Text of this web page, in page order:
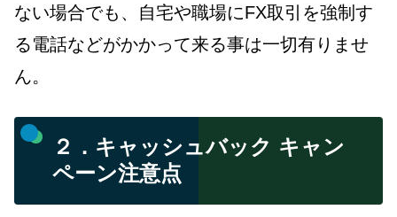
ない場合でも、自宅や職場にFX取引を強制す
る電話などがかかって来る事は一切有りませ
ん。
２．キャッシュバック キャン
ペーン注意点